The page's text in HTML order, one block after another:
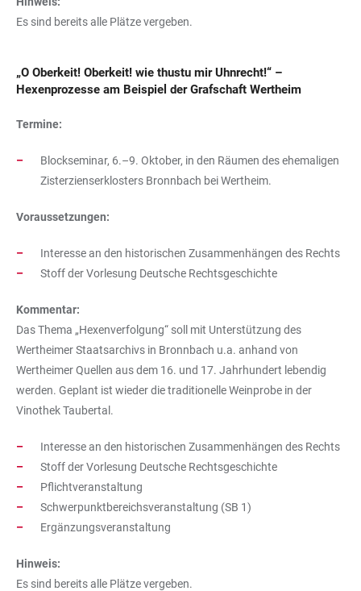
Es sind bereits alle Plätze vergeben.
„O Oberkeit! Oberkeit! wie thustu mir Uhnrecht!“ –
Hexenprozesse am Beispiel der Grafschaft Wertheim
Termine:
Blockseminar, 6.–9. Oktober, in den Räumen des ehemaligen
Zisterzienserklosters Bronnbach bei Wertheim.
Voraussetzungen:
Interesse an den historischen Zusammenhängen des Rechts
Stoff der Vorlesung Deutsche Rechtsgeschichte
Kommentar:
Das Thema „Hexenverfolgung“ soll mit Unterstützung des
Wertheimer Staatsarchivs in Bronnbach u.a. anhand von
Wertheimer Quellen aus dem 16. und 17. Jahrhundert lebendig
werden. Geplant ist wieder die traditionelle Weinprobe in der
Vinothek Taubertal.
Interesse an den historischen Zusammenhängen des Rechts
Stoff der Vorlesung Deutsche Rechtsgeschichte
Pflichtveranstaltung
Schwerpunktbereichsveranstaltung (SB 1)
Ergänzungsveranstaltung
Hinweis:
Es sind bereits alle Plätze vergeben.